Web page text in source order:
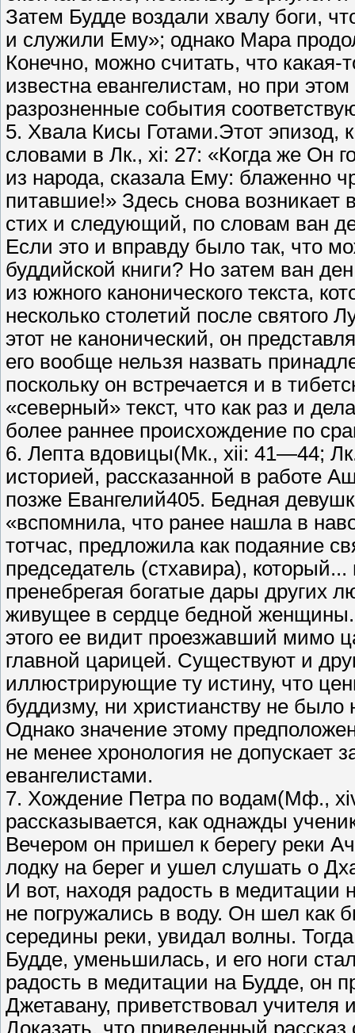
Затем Будде воздали хвалу боги,
и служили Ему»; однако Мара
Конечно, можно считать, что
известна евангелистам, но при
разрозненные события
5. Хвала Кисы Готами.Этот эпизод,
словами в Лк., xi: 27: «Когда же Он
из народа, сказала Ему: блаженно
питавшие!» Здесь снова возникает
стих и следующий, по словам ван
Если это и вправду было так, что
буддийской книги? Но затем ван
из южного канонического текста,
несколько столетий после святого
этот не канонический, он
его вообще нельзя назвать
поскольку он встречается и в
«северный» текст, что как раз и
более раннее происхождение по
6. Лепта вдовицы(Мк., xii: 41—44;
историей, рассказанной в работе
позже Евангелий405. Бедная
«вспомнила, что ранее нашла в
тотчас, предложила как подаяние
председатель (стхавира),
пренебрегая богатые дары других
живущее в сердце бедной
этого ее видит проезжавший мимо
главной царицей. Существуют и
иллюстрирующие ту истину, что
буддизму, ни христианству не
Однако значение этому
не менее хронология не допускает
евангелистами.
7. Хождение Петра по водам(Мф.,
рассказывается, как однажды
Вечером он пришел к берегу реки
лодку на берег и ушел слушать о
И вот, находя радость в медитации
не погружались в воду. Он шел как
середины реки, увидал волны.
Будде, уменьшилась, и его ноги
радость в медитации на Будде, он
Джетавану, приветствовал учителя
Доказать, что приведенный